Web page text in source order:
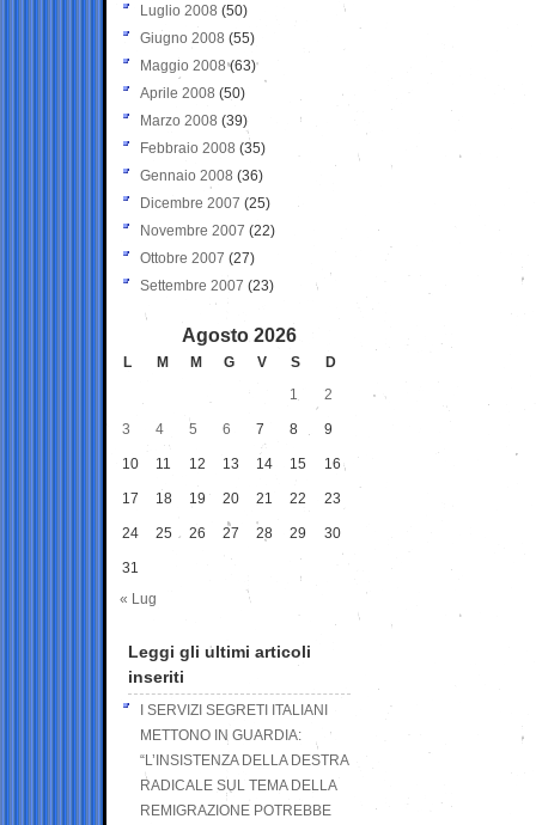
Luglio 2008 (50)
Giugno 2008 (55)
Maggio 2008(63)
Aprile 2008 (50)
Marzo 2008 (39)
Febbraio 2008 (35)
Gennaio 2008 (36)
Dicembre 2007 (25)
Novembre 2007 (22)
Ottobre 2007 (27)
Settembre 2007 (23)
Agosto 2026
L M M G V S
D
1
2
3 4 5 6 7 8 9
10 11 12 13 14 15 16
17 18 19 20 21 22 23
24 25 26 27 28 29 30
31
« Lug
Leggi gli ultimi articoli
inseriti
I SERVIZI SEGRETI ITALIANI
METTONO IN GUARDIA:
“L’INSISTENZA DELLA DESTRA
RADICALE SUL TEMA DELLA
REMIGRAZIONE POTREBBE